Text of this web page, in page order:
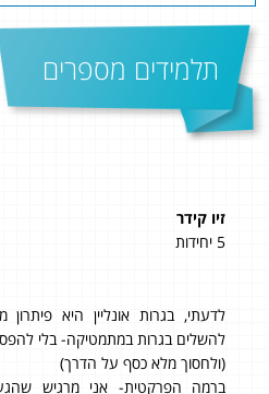
תלמידים מספרים
זיו קידר
5 יחידות
לדעתי, בגרות אונליין היא
להשלים בגרות במתמטיקה- בלי
(ולחסוך מלא כסף על הדרך)